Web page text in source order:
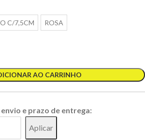
C/7,5CM ROSA
AO CARRINHO
e prazo de entrega:
Aplicar